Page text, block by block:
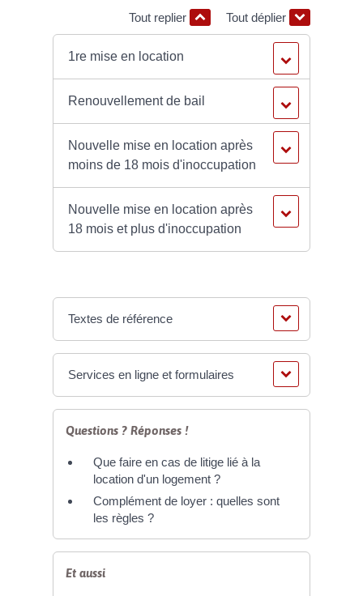
Tout replier Tout déplier
1re mise en location
Renouvellement de bail
Nouvelle mise en location après
moins de 18 mois d'inoccupation
Nouvelle mise en location après
18 mois et plus d'inoccupation
Textes de référence
Services en ligne et formulaires
Questions ? Réponses !
Que faire en cas de litige lié à la
location d'un logement ?
Complément de loyer : quelles sont
les règles ?
Et aussi